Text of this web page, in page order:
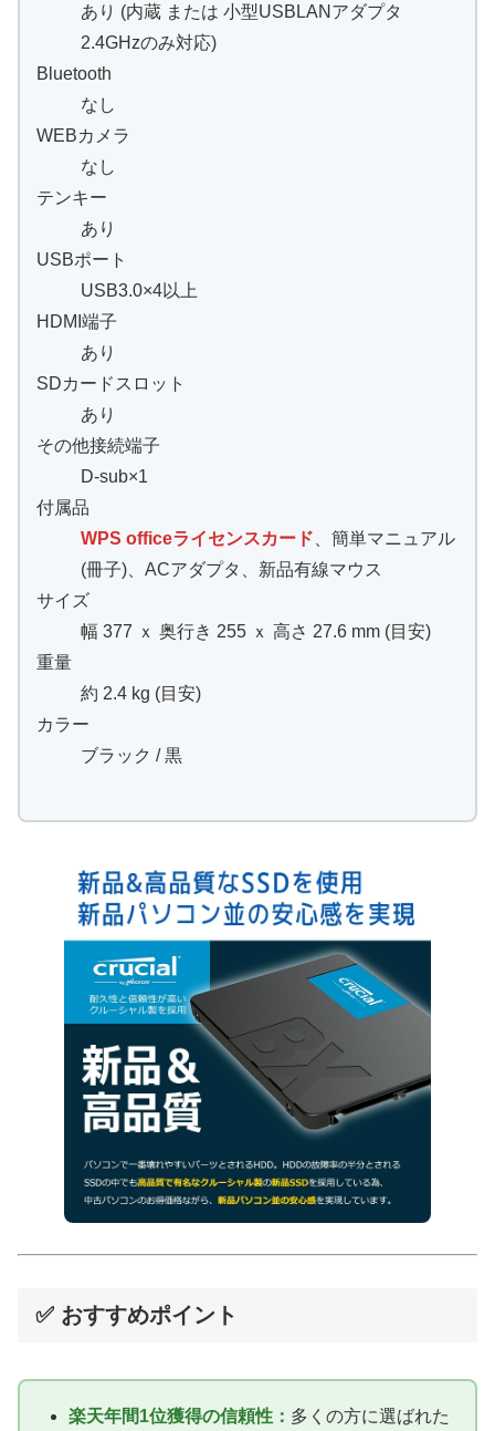
あり (内蔵 または 小型USBLANアダプタ
2.4GHzのみ対応)
Bluetooth
なし
WEBカメラ
なし
テンキー
あり
USBポート
USB3.0×4以上
HDMI端子
あり
SDカードスロット
あり
その他接続端子
D-sub×1
付属品
WPS officeライセンスカード 、簡単マニュアル
(冊子)、ACアダプタ、新品有線マウス
サイズ
幅 377 ｘ 奥行き 255 ｘ 高さ 27.6 mm (目安)
重量
約 2.4 kg (目安)
カラー
ブラック / 黒
✅ おすすめポイント
楽天年間1位獲得の信頼性： 多くの方に選ばれた